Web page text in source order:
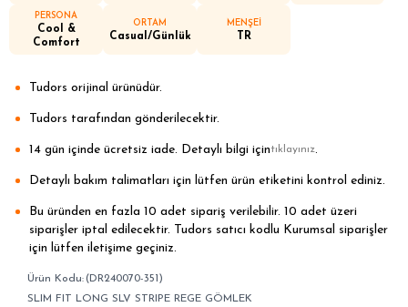
PERSONA
Cool &
Comfort
ORTAM
Casual/Günlük
MENŞEİ
TR
Tudors orijinal ürünüdür.
Tudors tarafından gönderilecektir.
14 gün içinde ücretsiz iade. Detaylı bilgi içintıklayınız.
Detaylı bakım talimatları için lütfen ürün etiketini kontrol ediniz.
Bu üründen en fazla 10 adet sipariş verilebilir. 10 adet üzeri
siparişler iptal edilecektir. Tudors satıcı kodlu Kurumsal siparişler
için lütfen iletişime geçiniz.
(DR240070-351)
SLIM FIT LONG SLV STRIPE REGE GÖMLEK